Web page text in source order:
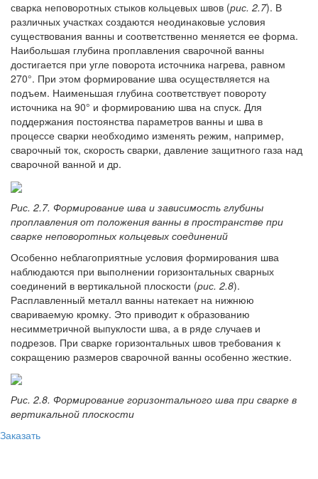
сварка неповоротных стыков кольцевых швов (рис. 2.7). В
различных участках создаются неодинаковые условия
существования ванны и соответственно меняется ее форма.
Наибольшая глубина проплавления сварочной ванны
достигается при угле поворота источника нагрева, равном
270°. При этом формирование шва осуществляется на
подъем. Наименьшая глубина соответствует повороту
источника на 90° и формированию шва на спуск. Для
поддержания постоянства параметров ванны и шва в
процессе сварки необходимо изменять режим, например,
сварочный ток, скорость сварки, давление защитного газа над
сварочной ванной и др.
Рис. 2.7. Формирование шва и зависимость глубины
проплавления от положения ванны в пространстве при
сварке неповоротных кольцевых соединений
Особенно неблагоприятные условия формирования шва
наблюдаются при выполнении горизонтальных сварных
соединений в вертикальной плоскости (рис. 2.8).
Расплавленный металл ванны натекает на нижнюю
свариваемую кромку. Это приводит к образованию
несимметричной выпуклости шва, а в ряде случаев и
подрезов. При сварке горизонтальных швов требования к
сокращению размеров сварочной ванны особенно жесткие.
Рис. 2.8. Формирование горизонтального шва при сварке в
вертикальной плоскости
Заказать